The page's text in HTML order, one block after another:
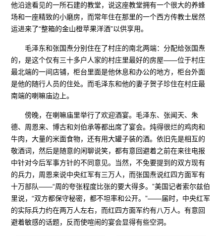
他沿途看见的一所石建的教堂，说这座教堂拥有一个很大的养蜂
场和一座精致的小磨房，而常年住在那里的一个西方传教士居然
运进来了“整箱的金山橙苹果洋酒”以供享用。
毛泽东和张国焘分别住在了村庄的南北两端：分配给张国焘
的，是这个仅有三十多户人家的村庄里最好的房屋——位于村庄
最北端的一间店铺，柜台里面是他休息和办公的地方，柜台外面
是他的随行人员的住处。而毛泽东和他的妻子贺子珍住在村庄最
南端的喇嘛庙边上。
傍晚，在喇嘛庙里举行了欢迎酒宴。毛泽东、张闻天、朱
德、周恩来、博古和刘伯承等都出席了宴会。炖得很烂的鸡肉和
牛肉，大量的米面食物，还有用大罐子装的酒。依旧先是相互的
敬酒词，然后是随意的闲聊说笑，都有意回避着之前在来往电报
中针对今后军事方针的不同意见。当然，不免要提到的双方现有
的兵力，周恩来说中央红军有三万人，而张国焘说红四方面军有
十万部队——“周的夸张程度比张的要大得多。”美国记者索尔兹伯
里说，“双方都保守秘密，都不坦率和公开。”——届时，中央红军
的实际兵力约在两万人左右，而红四方面军约有八万人。有意回
避着敏感的话题，反而使喧闹的宴会显得有些空洞。